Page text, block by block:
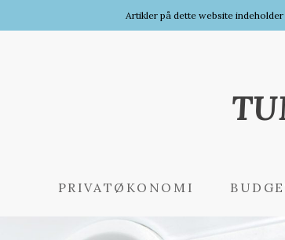
Artikler på dette website
PRIVATØKONOMI